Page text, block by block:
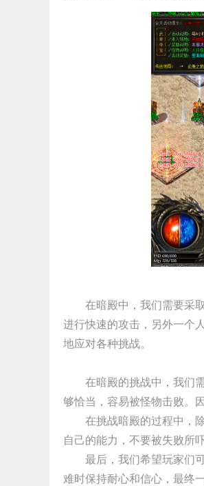
在暗殿中，我们需要采
进行快速的攻击，另外一个
地应对各种挑战。
在暗殿的挑战中，我们
够恰当，容易被怪物击败。
在挑战暗殿的过程中，
自己的能力，不要被失败所
最后，我们希望玩家们
难时保持耐心和信心，最终